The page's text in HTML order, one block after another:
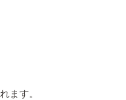
ます。